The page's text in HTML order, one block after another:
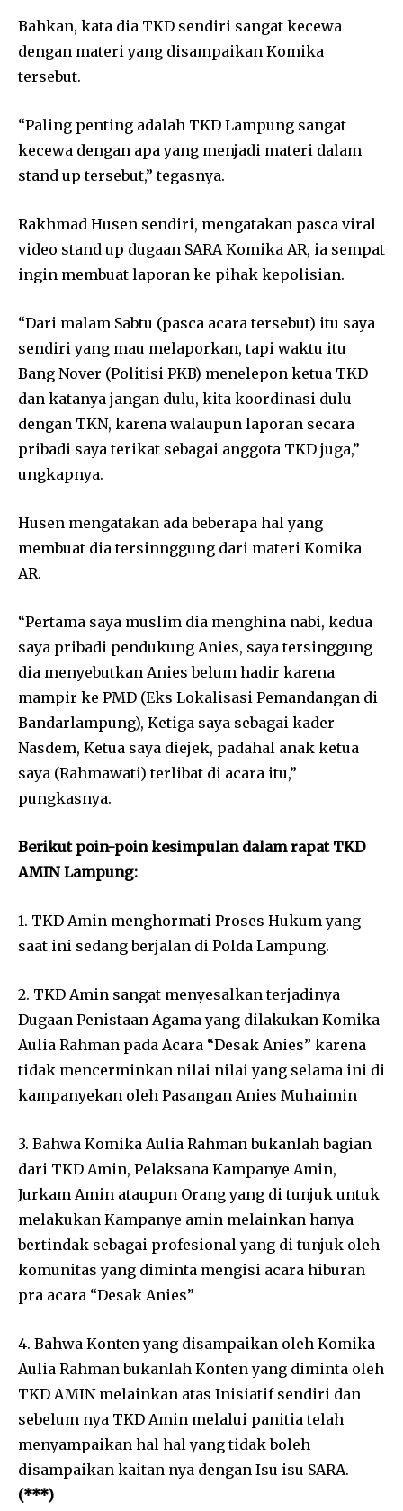
Bahkan, kata dia TKD sendiri sangat kecewa
dengan materi yang disampaikan Komika
tersebut.
“Paling penting adalah TKD Lampung sangat
kecewa dengan apa yang menjadi materi dalam
stand up tersebut,” tegasnya.
Rakhmad Husen sendiri, mengatakan pasca viral
video stand up dugaan SARA Komika AR, ia sempat
ingin membuat laporan ke pihak kepolisian.
“Dari malam Sabtu (pasca acara tersebut) itu saya
sendiri yang mau melaporkan, tapi waktu itu
Bang Nover (Politisi PKB) menelepon ketua TKD
dan katanya jangan dulu, kita koordinasi dulu
dengan TKN, karena walaupun laporan secara
pribadi saya terikat sebagai anggota TKD juga,”
ungkapnya.
Husen mengatakan ada beberapa hal yang
membuat dia tersinnggung dari materi Komika
AR.
“Pertama saya muslim dia menghina nabi, kedua
saya pribadi pendukung Anies, saya tersinggung
dia menyebutkan Anies belum hadir karena
mampir ke PMD (Eks Lokalisasi Pemandangan di
Bandarlampung), Ketiga saya sebagai kader
Nasdem, Ketua saya diejek, padahal anak ketua
saya (Rahmawati) terlibat di acara itu,”
pungkasnya.
Berikut poin-poin kesimpulan dalam rapat TKD
AMIN Lampung:
1. TKD Amin menghormati Proses Hukum yang
saat ini sedang berjalan di Polda Lampung.
2. TKD Amin sangat menyesalkan terjadinya
Dugaan Penistaan Agama yang dilakukan Komika
Aulia Rahman pada Acara “Desak Anies” karena
tidak mencerminkan nilai nilai yang selama ini di
kampanyekan oleh Pasangan Anies Muhaimin
3. Bahwa Komika Aulia Rahman bukanlah bagian
dari TKD Amin, Pelaksana Kampanye Amin,
Jurkam Amin ataupun Orang yang di tunjuk untuk
melakukan Kampanye amin melainkan hanya
bertindak sebagai profesional yang di tunjuk oleh
komunitas yang diminta mengisi acara hiburan
pra acara “Desak Anies”
4. Bahwa Konten yang disampaikan oleh Komika
Aulia Rahman bukanlah Konten yang diminta oleh
TKD AMIN melainkan atas Inisiatif sendiri dan
sebelum nya TKD Amin melalui panitia telah
menyampaikan hal hal yang tidak boleh
disampaikan kaitan nya dengan Isu isu SARA.
(***)